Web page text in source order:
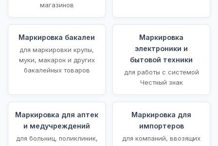
магазинов
Маркировка бакалеи
для маркировки крупы,
муки, макарон и других
бакалейных товаров
Маркировка
электроники и
бытовой техники
для работы с системой
Честный знак
Маркировка для аптек
и медучреждений
для больниц, поликлиник,
Маркировка для
импортеров
для компаний, ввозящих